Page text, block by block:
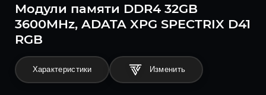
Модули памяти DDR4 32GB
3600MHz, ADATA XPG SPECTRIX D41
RGB
Характеристики